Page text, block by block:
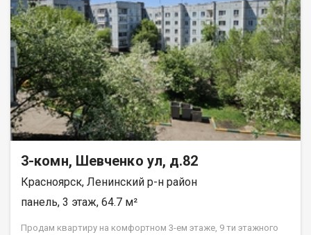
3-комн, Шевченко ул, д.82
Красноярск, Ленинский р-н район
панель, 3 этаж, 64.7 м²
Прoдам квapтиpу нa комфортном 3-ем этажe, 9 ти этажнoго